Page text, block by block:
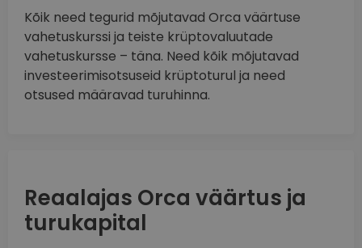
Kõik need tegurid mõjutavad Orca väärtuse
vahetuskurssi ja teiste krüptovaluutade
vahetuskursse – täna. Need kõik mõjutavad
investeerimisotsuseid krüptoturul ja need
otsused määravad turuhinna.
Reaalajas Orca väärtus ja
turukapital